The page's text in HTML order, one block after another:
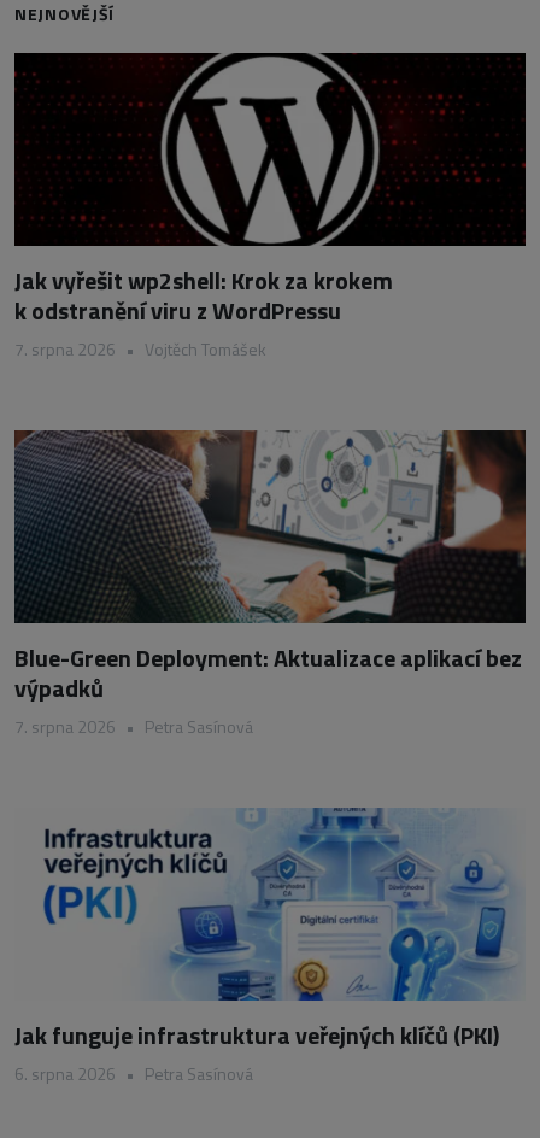
NEJNOVĚJŠÍ
Jak vyřešit wp2shell: Krok za krokem
k odstranění viru z WordPressu
7. srpna 2026 • Vojtěch Tomášek
Blue-Green Deployment: Aktualizace aplikací bez
výpadků
7. srpna 2026 • Petra Sasínová
Jak funguje infrastruktura veřejných klíčů (PKI)
6. srpna 2026 • Petra Sasínová